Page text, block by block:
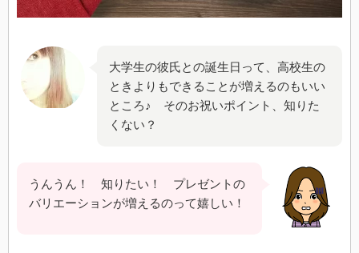
大学生の彼氏との誕生日って、高校生の
ときよりもできることが増えるのもいい
ところ♪ そのお祝いポイント、知りた
くない？
うんうん！ 知りたい！ プレゼントの
バリエーションが増えるのって嬉しい！